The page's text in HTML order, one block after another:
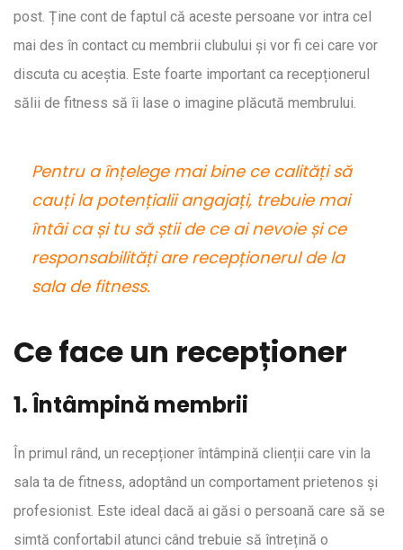
post. Ține cont de faptul că aceste persoane vor intra cel
mai des în contact cu membrii clubului și vor fi cei care vor
discuta cu aceștia. Este foarte important ca recepționerul
sălii de fitness să îi lase o imagine plăcută membrului.
Pentru a înțelege mai bine ce calități să
cauți la potențialii angajați, trebuie mai
întâi ca și tu să știi de ce ai nevoie și ce
responsabilități are recepționerul de la
sala de fitness.
Ce face un recepționer
1. Întâmpină membrii
În primul rând, un recepționer întâmpină clienții care vin la
sala ta de fitness, adoptând un comportament prietenos și
profesionist. Este ideal dacă ai găsi o persoană care să se
simtă confortabil atunci când trebuie să întrețină o